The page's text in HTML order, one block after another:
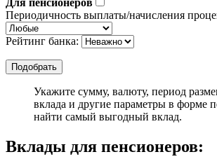
Периодичность выплаты/начисления
Рейтинг банка:
Укажите сумму, валюту, период
вклада и другие параметры в форме
найти самый выгодный вклад.
Вклады для пенсионеров: